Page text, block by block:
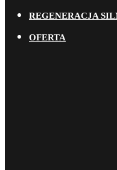
do aut nawyższej
REGENERACJA
OFERTA